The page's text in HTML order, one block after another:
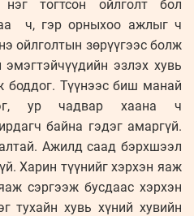
тогтсон ойлголт бол
ч, гэр орныхоо ажлыг ч
ойлголтын зөрүүгээс болж
эзлэх хувь
боддог. Түүнээс биш манай
ур чадвар хаана ч
байна гэдэг амаргүй.
Ажилд саад бэрхшээл
Харин түүнийг хэрхэн яаж
сэргээж бусдаас хэрхэн
тухайн хувь хүний хувийн